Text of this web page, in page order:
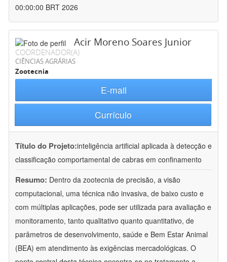
00:00:00 BRT 2026
Acir Moreno Soares Junior
COORDENADOR(A)
CIÊNCIAS AGRÁRIAS
Zootecnia
E-mail
Currículo
Título do Projeto:inteligência artificial aplicada à detecção e
classificação comportamental de cabras em confinamento
Resumo: Dentro da zootecnia de precisão, a visão
computacional, uma técnica não invasiva, de baixo custo e
com múltiplas aplicações, pode ser utilizada para avaliação e
monitoramento, tanto qualitativo quanto quantitativo, de
parâmetros de desenvolvimento, saúde e Bem Estar Animal
(BEA) em atendimento às exigências mercadológicas. O